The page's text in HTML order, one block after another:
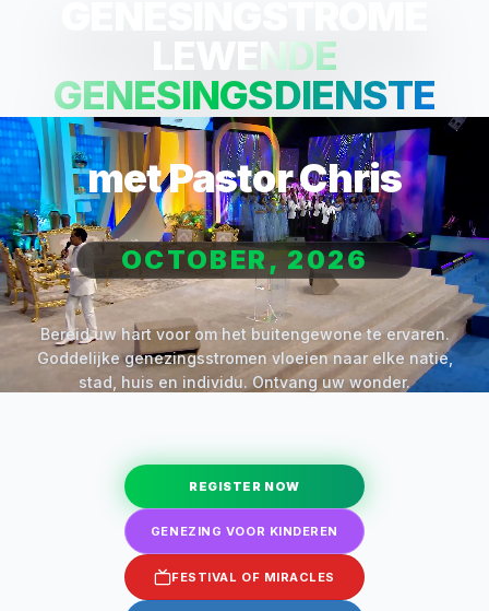
LEWENDE
GENESINGSDIENSTE
met Pastor Chris
OCTOBER, 2026
Bereid uw hart voor om het buitengewone te ervaren.
Goddelijke genezingsstromen vloeien naar elke natie,
stad, huis en individu. Ontvang uw wonder.
REGISTER NOW
GENEZING VOOR KINDEREN
FESTIVAL OF MIRACLES